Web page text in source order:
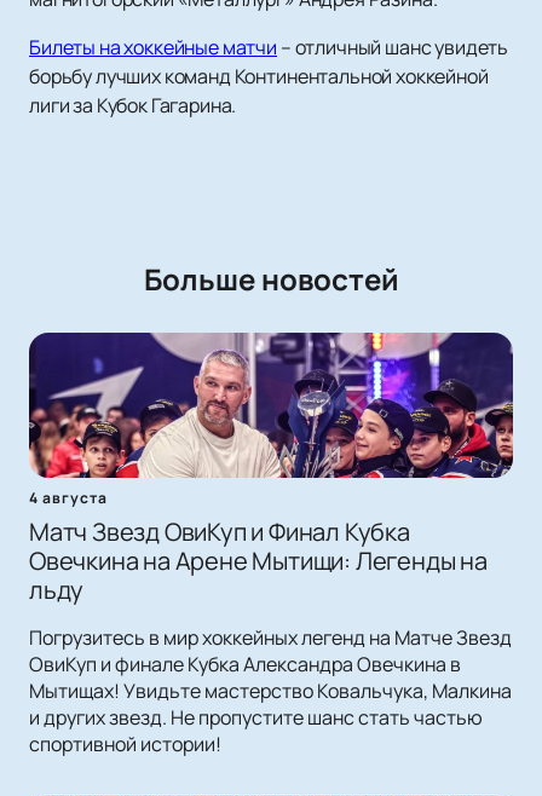
Билеты на хоккейные матчи – отличный шанс увидеть
борьбу лучших команд Континентальной хоккейной
лиги за Кубок Гагарина.
Больше новостей
4 августа
Матч Звезд ОвиКуп и Финал Кубка
Овечкина на Арене Мытищи: Легенды на
льду
Погрузитесь в мир хоккейных легенд на Матче Звезд
ОвиКуп и финале Кубка Александра Овечкина в
Мытищах! Увидьте мастерство Ковальчука, Малкина
и других звезд. Не пропустите шанс стать частью
спортивной истории!